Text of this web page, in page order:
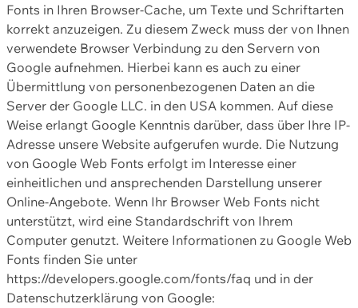
Fonts in Ihren Browser-Cache, um Texte und Schriftarten
korrekt anzuzeigen. Zu diesem Zweck muss der von Ihnen
verwendete Browser Verbindung zu den Servern von
Google aufnehmen. Hierbei kann es auch zu einer
Übermittlung von personenbezogenen Daten an die
Server der Google LLC. in den USA kommen. Auf diese
Weise erlangt Google Kenntnis darüber, dass über Ihre IP-
Adresse unsere Website aufgerufen wurde. Die Nutzung
von Google Web Fonts erfolgt im Interesse einer
einheitlichen und ansprechenden Darstellung unserer
Online-Angebote. Wenn Ihr Browser Web Fonts nicht
unterstützt, wird eine Standardschrift von Ihrem
Computer genutzt. Weitere Informationen zu Google Web
Fonts finden Sie unter
https://developers.google.com/fonts/faq und in der
Datenschutzerklärung von Google: